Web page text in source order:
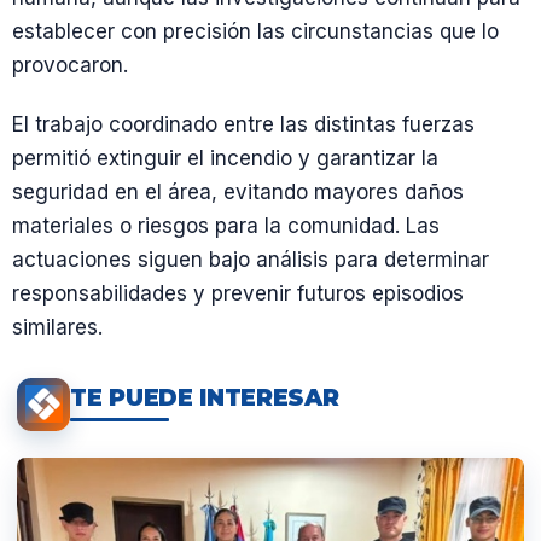
establecer con precisión las circunstancias que lo
provocaron.
El trabajo coordinado entre las distintas fuerzas
permitió extinguir el incendio y garantizar la
seguridad en el área, evitando mayores daños
materiales o riesgos para la comunidad. Las
actuaciones siguen bajo análisis para determinar
responsabilidades y prevenir futuros episodios
similares.
TE PUEDE INTERESAR